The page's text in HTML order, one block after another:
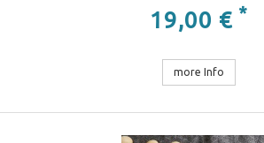
19,00 € *
more Info